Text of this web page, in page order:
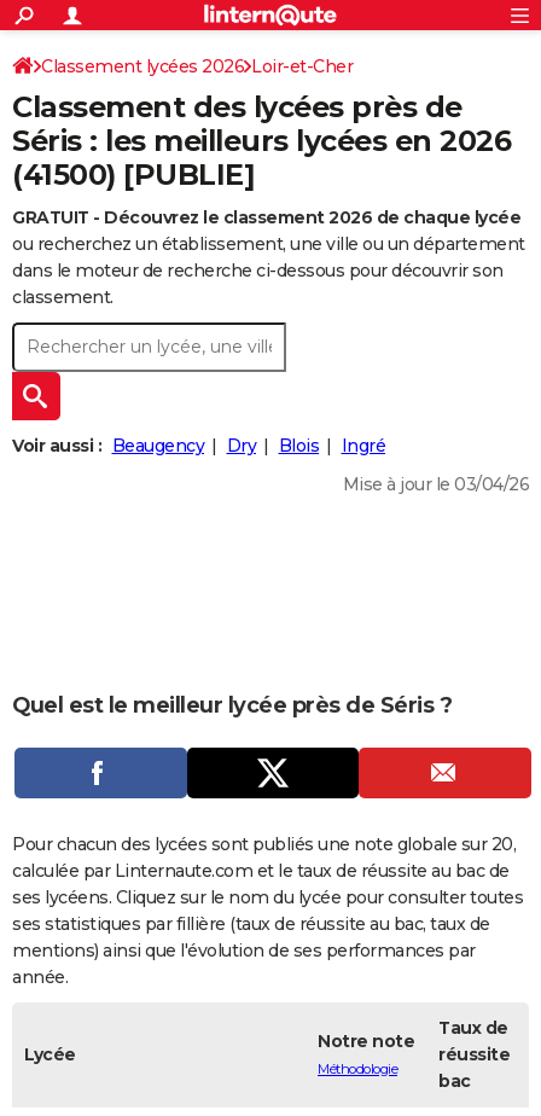
ACTUALITÉS
Politique
Société
Faits Divers
Education
Monde
Villes
+
SPORT
Coupe du monde 2026
Football
Tennis
Cyclisme
Rugby
Forum
CULTURE
Programme TV
TNT
Streaming
Cinéma
Sorties cinéma
Musique
+
FINANCE
Retraite
Impôts
Epargne
Immobilier
Risques naturels par ville
Banque
Assurance
Crédit
AUTO
Essais
Réserver un essai
Citadines
Berlines
SUV
Forum auto
+
HIGH-TECH
BRICOLAGE
Forum
Aménagement intérieur
Extérieur
Cuisine
Salle de bains
Jardinage
Rangement
+WEEK-END
Guides de France
Escapades
Patrimoine
Expositions
Musées
Week-end nature
+
LIFESTYLE
CARTE DE VOEUX
Carte de Noël
Carte Bonne année
Carte Saint-Valentin
Carte Pâques
Carte d'anniversaire
DICTIONNAIRE
COPAINS D'AVANT
S'inscrire
Se connecter
Lycées
Collèges
Primaires
Universités
Entreprises
Service militaire
Avis de recherche
AVIS DE DÉCÈS
FORUM
S'inscrire
Connexion
Classement lycées 2026 Loir-et-Cher
Classement des lycées près de
Séris : les meilleurs lycées en 2026
(41500) [PUBLIE]
GRATUIT - Découvrez le classement 2026 de chaque lycée
ou recherchez un établissement, une ville ou un département
dans le moteur de recherche ci-dessous pour découvrir son
classement.
Voir aussi : Beaugency Dry Blois
Ingré
Mise à jour le 03/04/26
Quel est le meilleur lycée près de Séris ?
Pour chacun des lycées sont publiés une note globale sur 20,
calculée par Linternaute.com et le taux de réussite au bac de
ses lycéens. Cliquez sur le nom du lycée pour consulter toutes
ses statistiques par fillière (taux de réussite au bac, taux de
mentions) ainsi que l'évolution de ses performances par
année.
Lycée
Notre note
Méthodologie
Taux de
réussite
bac